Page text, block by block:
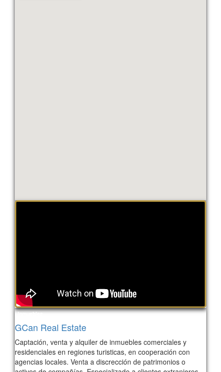
Inmuebles
GCan Real Estate
Captación, venta y alquiler de inmuebles comerciales y
residenciales en regiones turisticas, en cooperación con
agencias locales. Venta a discrección de patrimonios o